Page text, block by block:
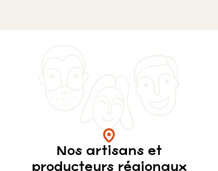
Nos artisans et
producteurs régionaux